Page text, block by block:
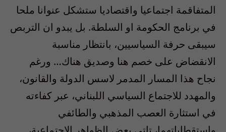
المتفاقمة اجتماعيا واقتصاديا ستشكل عنوانا ملحا
في برنامج الحكومة او السلطة. بل يبدو ان التربص
سيبقى حرفة السياسيين، بانتظار مناسبة
الانقضاض على خصم هنا وصديق هناك… ورغم
نجاح هذا المسار المدمر لاسس الدولة والقانون،
والمهدد للاجتماع السياسي اللبناني، عبر كفاءته
في استثارة العصب المذهبي والطائفي